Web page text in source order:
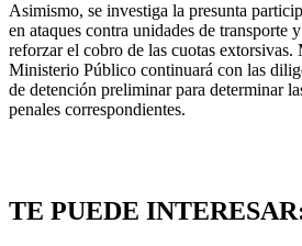
Asimismo, se investiga la presunta
en ataques contra unidades de transporte
reforzar el cobro de las cuotas extorsivas.
Ministerio Público continuará con las
de detención preliminar para determinar
penales correspondientes.
TE PUEDE